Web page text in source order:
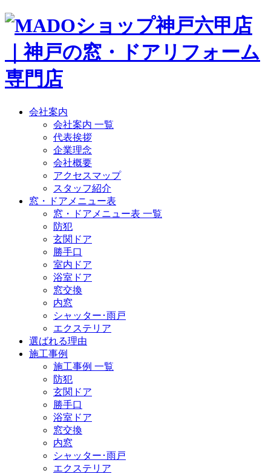
会社案内
会社案内 一覧
代表挨拶
企業理念
会社概要
アクセスマップ
スタッフ紹介
窓・ドアメニュー表
窓・ドアメニュー表 一覧
防犯
玄関ドア
勝手口
室内ドア
浴室ドア
窓交換
内窓
シャッター･雨戸
エクステリア
選ばれる理由
施工事例
施工事例 一覧
防犯
玄関ドア
勝手口
浴室ドア
窓交換
内窓
シャッター･雨戸
エクステリア